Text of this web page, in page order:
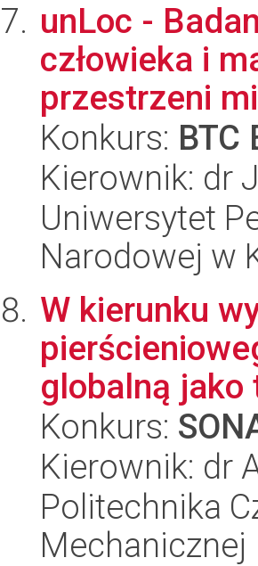
unLoc -
człowieka i
przestrzeni
Konkurs: BTC
Kierownik: dr
Uniwersytet
Narodowej w
W kierunku
globalną
Konkurs:
Kierownik: dr
Politechnika
Mechanicznej